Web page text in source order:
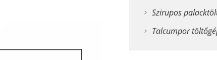
Szirupos
Talcumpor